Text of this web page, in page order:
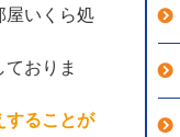
屋いくら処
おりま
することが